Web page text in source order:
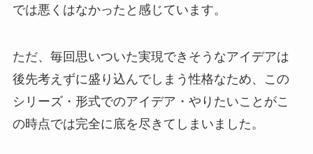
では悪くはなかったと感じています。
ただ、毎回思いついた実現できそうなアイデアは
後先考えずに盛り込んでしまう性格なため、この
シリーズ・形式でのアイデア・やりたいことがこ
の時点では完全に底を尽きてしまいました。